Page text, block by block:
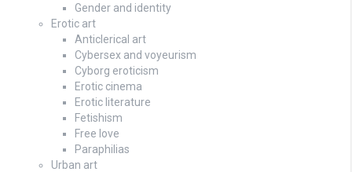
Gender and identity
Erotic art
Anticlerical art
Cybersex and voyeurism
Cyborg eroticism
Erotic cinema
Erotic literature
Fetishism
Free love
Paraphilias
Urban art